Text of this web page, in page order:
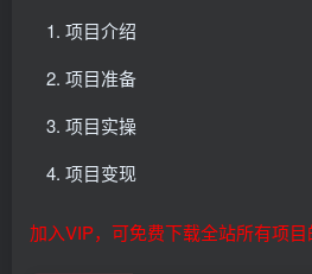
项目介绍
项目准备
项目实操
项目变现
加入VIP，可免费下载全站所有项